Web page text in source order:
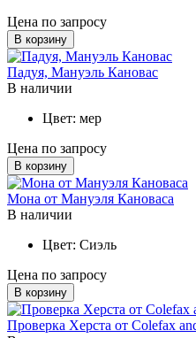
Цена по запросу
В корзину
Падуя, Мануэль Кановас
В наличии
Цвет: мер
Цена по запросу
В корзину
Мона от Мануэля Кановаса
В наличии
Цвет: Сиэль
Цена по запросу
В корзину
Проверка Херста от Colefax